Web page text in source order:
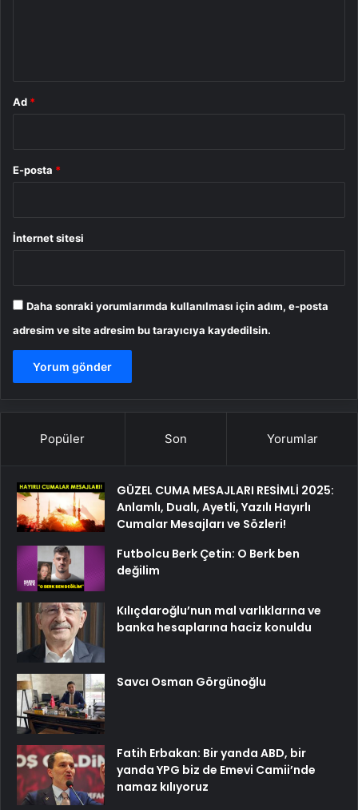
Ad *
E-posta *
İnternet sitesi
Daha sonraki yorumlarımda kullanılması için adım, e-posta
adresim ve site adresim bu tarayıcıya kaydedilsin.
Popüler Son Yorumlar
GÜZEL CUMA MESAJLARI RESİMLİ 2025:
Anlamlı, Dualı, Ayetli, Yazılı Hayırlı
Cumalar Mesajları ve Sözleri!
Futbolcu Berk Çetin: O Berk ben
değilim
Kılıçdaroğlu’nun mal varlıklarına ve
banka hesaplarına haciz konuldu
Savcı Osman Görgünoğlu
Fatih Erbakan: Bir yanda ABD, bir
yanda YPG biz de Emevi Camii’nde
namaz kılıyoruz